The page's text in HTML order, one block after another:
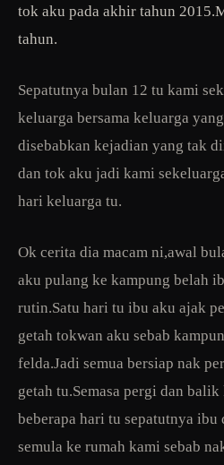
tok aku pada akhir tahun
tahun.
Sepatutnya bulan 12 tu kami
keluarga bersama keluarga
disebabkan kejadian yang tak
dan tok aku jadi kami
hari keluarga tu.
Ok cerita dia macam ni,awal
aku pulang ke kampung belah
rutin.Satu hari tu ibu aku ajak
getah tokwan aku sebab
felda.Jadi semua bersiap nak
getah tu.Semasa pergi dan
beberapa hari tu sepatutnya
semula ke rumah kami sebab